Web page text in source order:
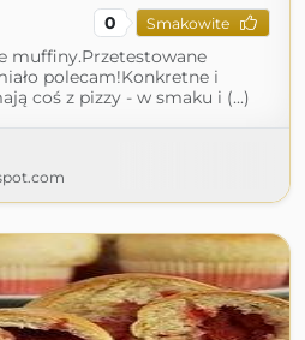
0 Smakowite
muffiny.Przetestowane
polecam!Konkretne i
coś z pizzy - w smaku i (...)